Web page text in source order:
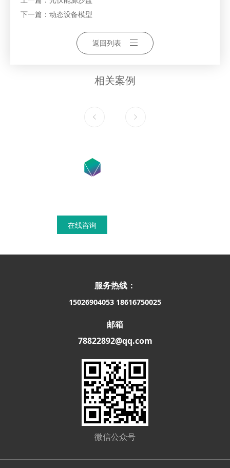
下一篇： 动态设备模型
返回列表
相关案例
在线咨询
服务热线：
15026904053 18616750025
邮箱
78822892@qq.com
微信公众号